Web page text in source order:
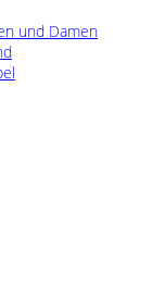
und Damen